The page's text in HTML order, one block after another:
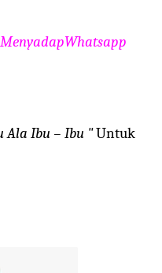
Ala Ibu – Ibu "Untuk